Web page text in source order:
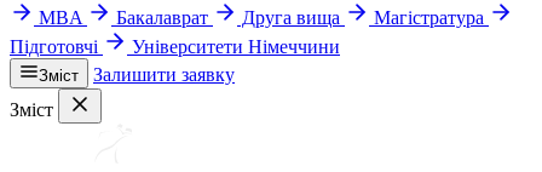
MBA
Бакалаврат Друга вища
Магістратура
Підготовчі
Університети Німеччини
Зміст
Залишити заявку
Зміст